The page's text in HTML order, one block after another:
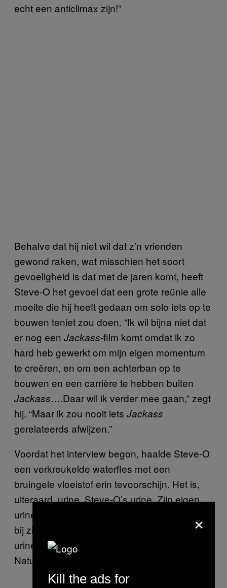
echt een anticlimax zijn!”
Behalve dat hij niet wil dat z’n vrienden
gewond raken, wat misschien het soort
gevoeligheid is dat met de jaren komt, heeft
Steve-O het gevoel dat een grote reünie alle
moeite die hij heeft gedaan om solo iets op te
bouwen teniet zou doen. “Ik wil bijna niet dat
er nog een Jackass-film komt omdat ik zo
hard heb gewerkt om mijn eigen momentum
te creëren, en om een achterban op te
bouwen en een carrière te hebben buiten
Jackass….Daar wil ik verder mee gaan,” zegt
hij. “Maar ik zou nooit iets Jackass
gerelateerds afwijzen.”
Voordat het interview begon, haalde Steve-O
een verkreukelde waterfles met een
bruingele vloeistof erin tevoorschijn. Het is,
uiteraard, urine. Steve-O’s urine. Zijn eigen
urine, die hij kreeg van een dertienjarige fan
bij zijn show in Londen. En wat doe je met
urine die je krijgt van een dertienjarig jochie?
Natuurlijk: testen op drugs.
×
Kill the ads for